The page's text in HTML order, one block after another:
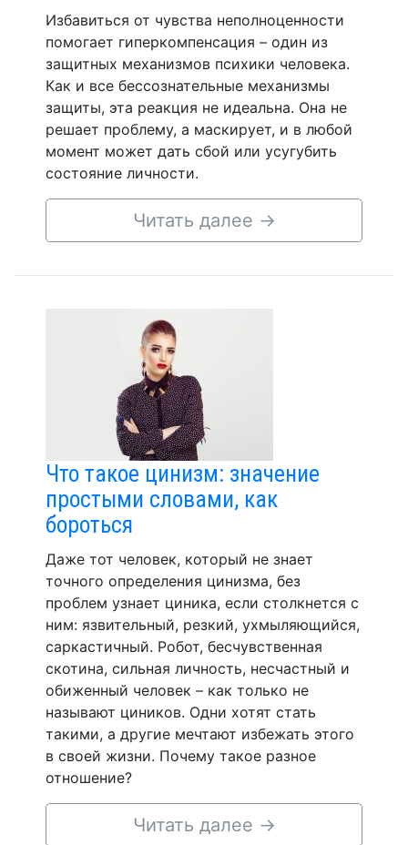
Избавиться от чувства неполноценности
помогает гиперкомпенсация – один из
защитных механизмов психики человека.
Как и все бессознательные механизмы
защиты, эта реакция не идеальна. Она не
решает проблему, а маскирует, и в любой
момент может дать сбой или усугубить
состояние личности.
Читать далее →
Что такое цинизм: значение
простыми словами, как
бороться
Даже тот человек, который не знает
точного определения цинизма, без
проблем узнает циника, если столкнется с
ним: язвительный, резкий, ухмыляющийся,
саркастичный. Робот, бесчувственная
скотина, сильная личность, несчастный и
обиженный человек – как только не
называют циников. Одни хотят стать
такими, а другие мечтают избежать этого
в своей жизни. Почему такое разное
отношение?
Читать далее →